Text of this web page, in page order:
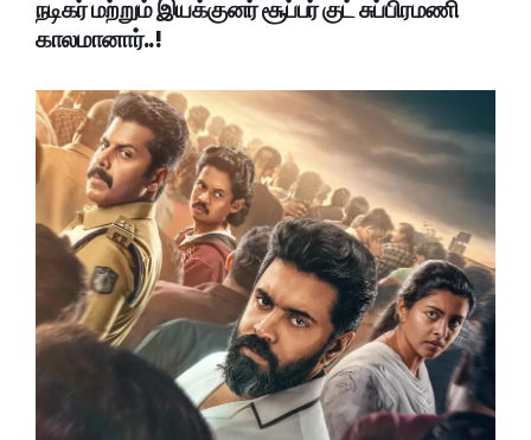
நடிகர் மற்றும் இயக்குனர் சூப்பர் குட் சுப்பிரமணி
காலமானார்..!